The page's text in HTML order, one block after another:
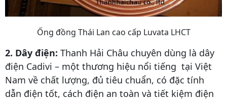
Ống đồng Thái Lan cao cấp Luvata LHCT
2. Dây điện: Thanh Hải Châu chuyên dùng là dây
điện Cadivi – một thương hiệu nổi tiếng tại Việt
Nam về chất lượng, đủ tiêu chuẩn, có đặc tính
dẫn điện tốt, cách điện an toàn và tiết kiệm điện